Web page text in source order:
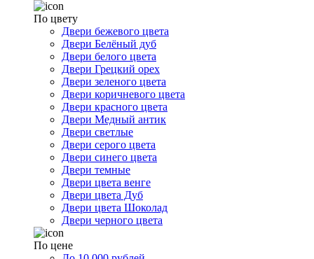
По цвету
Двери бежевого цвета
Двери Белёный дуб
Двери белого цвета
Двери Грецкий орех
Двери зеленого цвета
Двери коричневого цвета
Двери красного цвета
Двери Медный антик
Двери светлые
Двери серого цвета
Двери синего цвета
Двери темные
Двери цвета венге
Двери цвета Дуб
Двери цвета Шоколад
Двери черного цвета
По цене